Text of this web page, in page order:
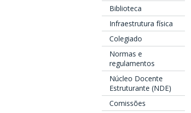
Biblioteca
Infraestrutura física
Colegiado
Normas e
regulamentos
Núcleo Docente
Estruturante (NDE)
Comissões